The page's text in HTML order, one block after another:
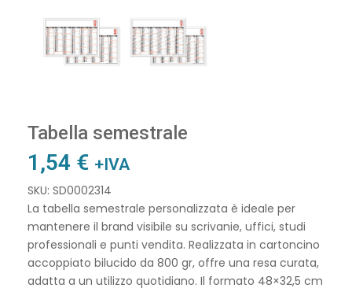
Tabella semestrale
1,54 € +IVA
SKU: SD0002314
La tabella semestrale personalizzata è ideale per
mantenere il brand visibile su scrivanie, uffici, studi
professionali e punti vendita. Realizzata in cartoncino
accoppiato bilucido da 800 gr, offre una resa curata,
adatta a un utilizzo quotidiano. Il formato 48×32,5 cm